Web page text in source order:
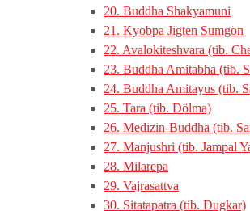
20. Buddha Shakyamuni
21. Kyobpa Jigten Sumgön
22. Avalokiteshvara (tib.
23. Buddha Amitabha (tib.
24. Buddha Amitayus (tib.
25. Tara (tib. Dölma)
26. Medizin-Buddha (tib.
27. Manjushri (tib. Jampal
28. Milarepa
29. Vajrasattva
30. Sitatapatra (tib. Dugkar)